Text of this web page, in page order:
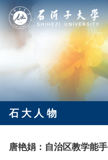
石大人物
唐艳娟：自治区教学能手